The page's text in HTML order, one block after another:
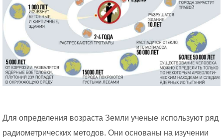
Для определения возраста Земли ученые используют ряд
радиометрических методов. Они основаны на изучении